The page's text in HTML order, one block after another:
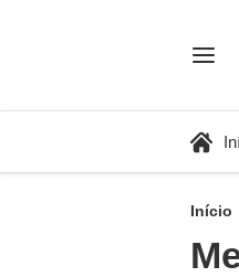
Início